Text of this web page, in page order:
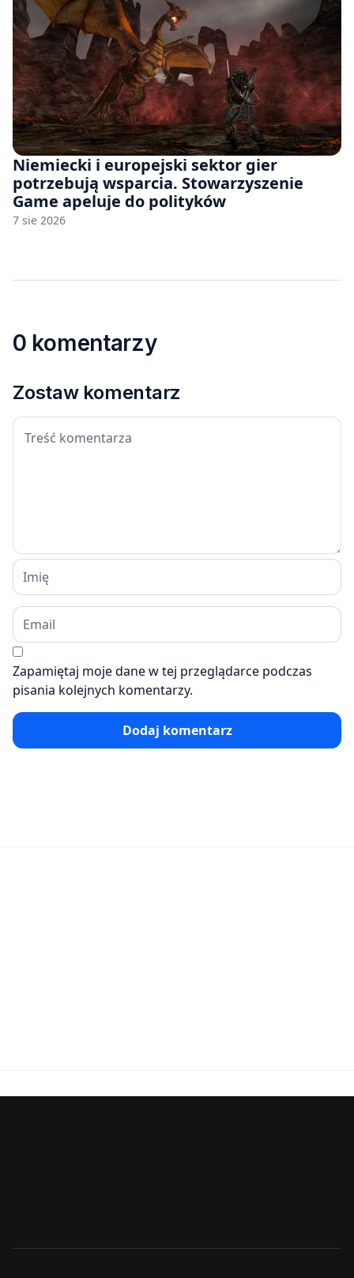
Niemiecki i europejski sektor gier
potrzebują wsparcia. Stowarzyszenie
Game apeluje do polityków
7 sie 2026
0 komentarzy
Zostaw komentarz
Zapamiętaj moje dane w tej przeglądarce podczas
pisania kolejnych komentarzy.
Dodaj komentarz